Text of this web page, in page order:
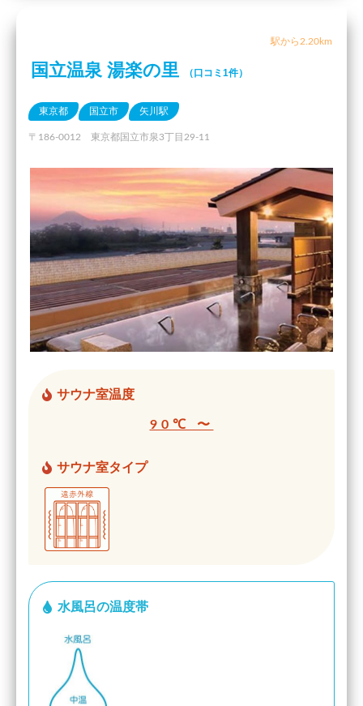
駅から2.20km
国立温泉 湯楽の里 （口コミ1件）
東京都 国立市 矢川駅
〒186-0012 東京都国立市泉3丁目29-11
サウナ室温度
90℃ 〜
サウナ室タイプ
水風呂の温度帯